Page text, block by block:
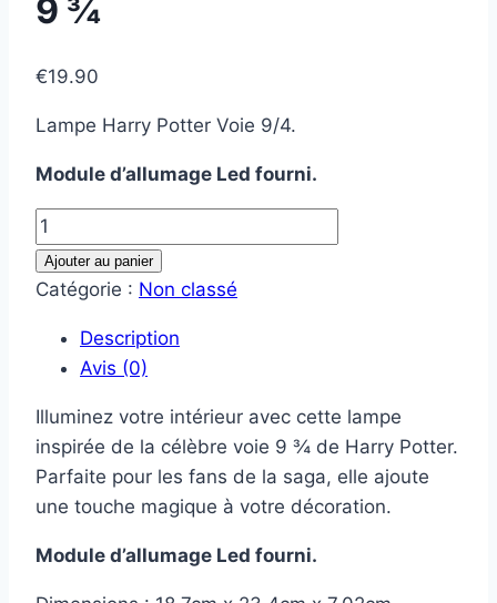
9 ¾
€19.90
Lampe Harry Potter Voie 9/4.
Module d’allumage Led fourni.
quantité
de
Lampe
Potter
voie
¾
Ajouter au panier
Catégorie : Non classé
Description
Avis (0)
Illuminez votre intérieur avec cette lampe
inspirée de la célèbre voie 9 ¾ de Harry Potter.
Parfaite pour les fans de la saga, elle ajoute
une touche magique à votre décoration.
Module d’allumage Led fourni.